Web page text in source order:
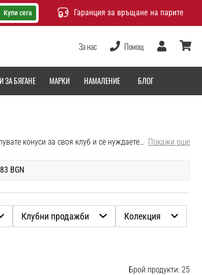
Купи сега Гаранция за връщане на парите
За нас Помощ
Потребител
ЗА БЯГАНЕ МАРКИ НАМАЛЕНИЕ БЛОГ
Подобрете тренировките си с тренировъчни футболни конуси. Изберете подходящия цвят, размер или конуси с отвори за препятствия. Купувате конуси за своя клуб и се нуждаете от допълнителна екипировка? Свържете се с нашия отдел TeamSales. Покажи още
BGN
Клубни продажби
Колекция
Брой продукти: 25